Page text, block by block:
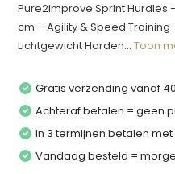
Pure2Improve Sprint Hurdles
cm – Agility & Speed
Lichtgewicht Horden...Toon
Gratis verzending vanaf
Achteraf betalen = geen
In 3 termijnen betalen
Vandaag besteld =